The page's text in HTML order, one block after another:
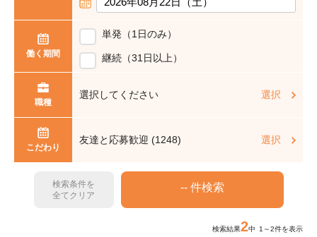
働く期間
単発（1日のみ）
継続（31日以上）
職種
選択してください 選択
こだわり
友達と応募歓迎 (1248) 選択
検索条件を
全てクリア
検索結果2中 1～2件を表示